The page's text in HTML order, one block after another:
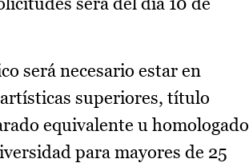
será necesario estar en
superiores, título
equivalente u homologado
para mayores de 25